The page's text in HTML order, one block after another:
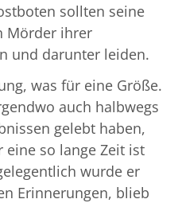
sollten seine
Mörder ihrer
und darunter leiden.
was für eine Größe.
auch halbwegs
gelebt haben,
so lange Zeit ist
wurde er
Erinnerungen, blieb